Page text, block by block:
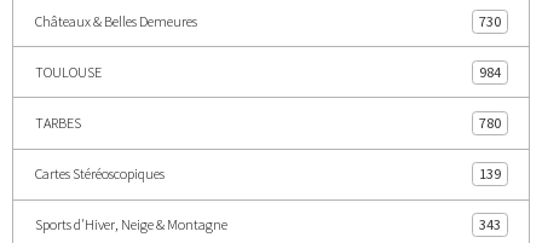
Châteaux & Belles Demeures 730
TOULOUSE 984
TARBES 780
Cartes Stéréoscopiques 139
Sports d'Hiver, Neige & Montagne 343